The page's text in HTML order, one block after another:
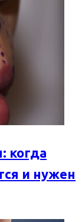
когда
и нужен